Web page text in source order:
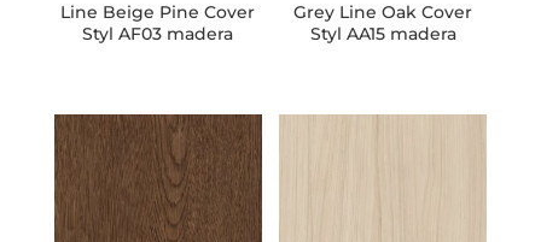
Line Beige Pine Cover
Styl AF03 madera
Grey Line Oak Cover
Styl AA15 madera